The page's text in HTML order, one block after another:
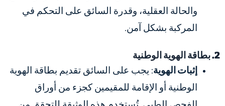
والحالة العقلية، وقدرة السائق على التحكم في
المركبة بشكل آمن.
2. بطاقة الهوية الوطنية
إثبات الهوية: يجب على السائق تقديم بطاقة الهوية
الوطنية أو الإقامة للمقيمين كجزء من أوراق